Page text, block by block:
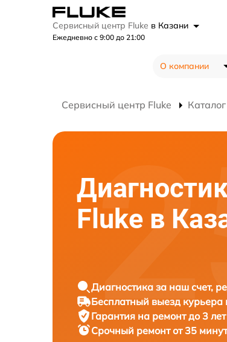
Сервисный центр Fluke в Казани
Ежедневно с 9:00 до 21:00
О компании
Сервисный центр Fluke
Fluke в
Диагностика за наш счет,
Бесплатный выезд
Гарантия на ремонт до 3 лет
Срочный ремонт от 35 минут